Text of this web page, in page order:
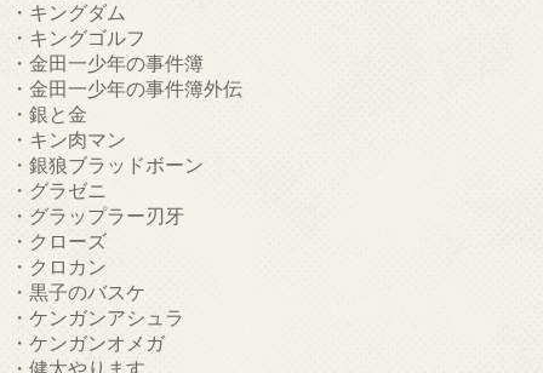
・キングダム
・キングゴルフ
・金田一少年の事件簿
・金田一少年の事件簿外伝
・銀と金
・キン肉マン
・銀狼ブラッドボーン
・グラゼニ
・グラップラー刃牙
・クローズ
・クロカン
・黒子のバスケ
・ケンガンアシュラ
・ケンガンオメガ
・健太やります